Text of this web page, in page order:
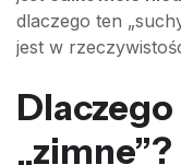
dlaczego ten
jest w
„zimne”?